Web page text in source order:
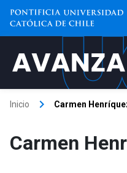
Inicio keyboard_arrow_right Carmen
Carmen